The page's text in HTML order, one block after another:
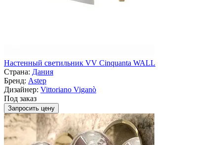
Настенный светильник VV Cinquanta WALL
Страна: Дания
Бренд: Astep
Дизайнер: Vittoriano Viganò
Под заказ
Запросить цену